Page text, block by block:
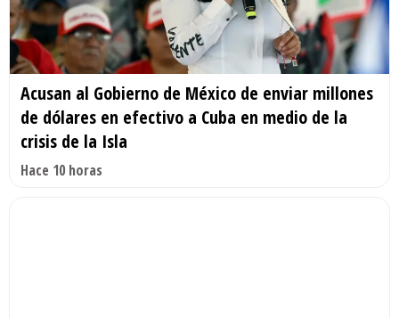
Acusan al Gobierno de México de enviar millones
de dólares en efectivo a Cuba en medio de la
crisis de la Isla
Hace 10 horas